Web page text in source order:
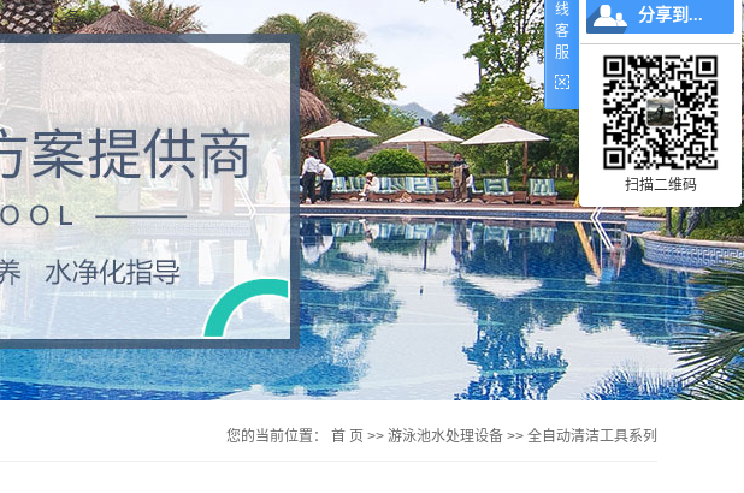
备
泳池水泵系列
恒温泳池空气热源泵
游泳池加热设备
游泳池除湿设备
泳池恒温设备
泳池金属离子处理器
泳池臭氧紫外线
一体化泳池过滤设备
全自动清洁工具系列
行业新闻
技术知识
您的当前位置： 首 页 >> 游泳池水处理设备 >> 全自动清洁工具系列
线
客
服
分享到...
扫描二维码